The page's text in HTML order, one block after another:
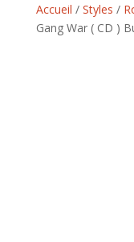
Accueil / Styles /
Gang War ( CD )